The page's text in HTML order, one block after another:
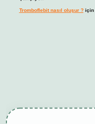
Tromboflebit nasıl oluşur ?için